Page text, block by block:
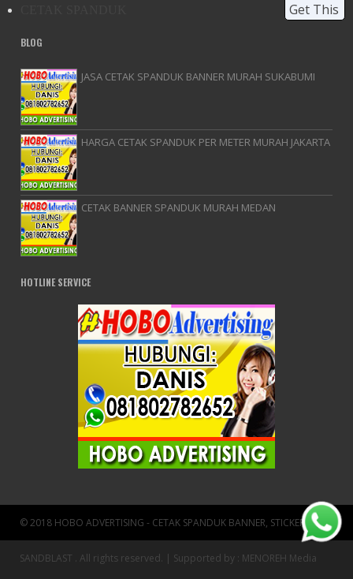
Get This
BLOG
JASA CETAK SPANDUK BANNER MURAH SUKABUMI
HARGA CETAK SPANDUK PER METER MURAH JAKARTA
CETAK BANNER SPANDUK MURAH MEDAN
HOTLINE SERVICE
© 2018 HOBO ADVERTISING - CETAK SPANDUK BANNER, STICKER KACA
SANDBLAST . All rights reserved. | Supported by : MENOREH Media